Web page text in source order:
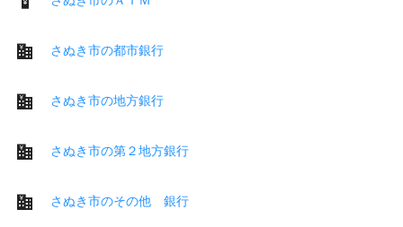
さぬき市の都市銀行
さぬき市の地方銀行
さぬき市の第２地方銀行
さぬき市のその他 銀行